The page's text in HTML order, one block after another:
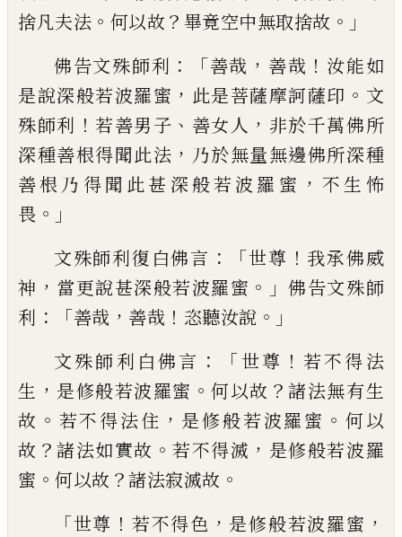
捨凡夫法 。 何以故 ？ 畢竟空中無取捨故 。」
佛告文殊師利 ：「善哉 ， 善哉 ！ 汝能如
是說深般若波羅蜜 ， 此是菩薩摩訶薩印 。 文
殊師利 ！若善男子 、 善女人 ， 非於千萬佛所
深種善根得聞此法 ， 乃於無量無邊佛所深種
善根乃得聞此甚深般若波羅蜜 ，不生怖
畏 。」
文殊師利復白佛言 ：「世尊 ！ 我承佛威
神 ， 當更說甚深般若波羅蜜 。」佛告文殊師
利 ：「善哉 ， 善哉 ！ 恣聽汝說 。」
文殊師利白佛言 ：「世尊 ！若不得法
生 ， 是修般若波羅蜜 。何以故 ？諸法無有生
故 。 若不得法住 ， 是修般若波羅蜜 。 何以
故 ？諸法如實故 。若不得滅 ， 是修般若波羅
蜜 。 何以故 ？諸法寂滅故 。
「世尊 ！ 若不得色 ， 是修般若波羅蜜 ，